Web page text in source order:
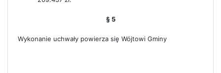
§ 5
Wykonanie uchwały powierza się Wójtowi Gminy